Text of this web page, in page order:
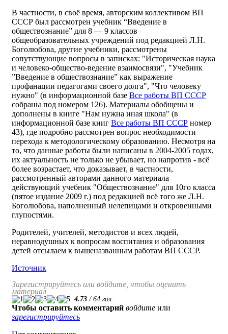
В частности, в своё время, авторским коллективом ВП
СССР был рассмотрен учебник “Введение в
обществознание” для 8 — 9 классов
общеобразовательных учреждений под редакцией Л.Н.
Боголюбова, другие учебники, рассмотрены
сопутствующие вопросы в записках: "Историческая наука
и человеко-общество-ведение взаимосвязи", "Учебник
”Введение в обществознание” как выражение
профанации педагогами своего долга", "Что человеку
нужно" (в информационной базе Все работы ВП СССР
собраны под номером 126). Материалы обобщены и
дополнены в книге "Нам нужна иная школа" (в
информационной базе книг Все работы ВП СССР номер
43), где подробно рассмотрен вопрос необходимости
перехода к методологическому образованию. Несмотря на
то, что данные работы были написаны в 2004-2005 годах,
их актуальность не только не убывает, но напротив - всё
более возрастает, что доказывает, в частности,
рассмотренный авторами данного материала
действующий учебник "Обществознание" для 10го класса
(пятое издание 2009 г.) под редакцией всё того же Л.Н.
Боголюбова, наполненный нелепицами и откровенными
глупостями.
Родителей, учителей, методистов и всех людей,
неравнодушных к вопросам воспитания и образования
детей отсылаем к вышеназванным работам ВП СССР.
Источник
Зарегистрируйтесь или войдите, чтобы оценить
материал
4.73 / 64 гол.
Чтобы оставить комментарий войдите или
зарегистрируйтесь